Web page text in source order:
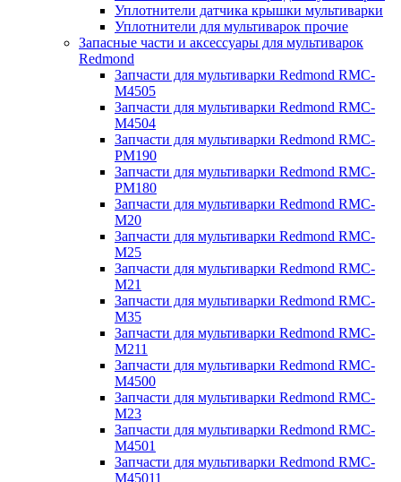
Уплотнители датчика крышки мультиварки
Уплотнители для мультиварок прочие
Запасные части и аксессуары для мультиварок
Redmond
Запчасти для мультиварки Redmond RMC-
M4505
Запчасти для мультиварки Redmond RMC-
M4504
Запчасти для мультиварки Redmond RMC-
PM190
Запчасти для мультиварки Redmond RMC-
PM180
Запчасти для мультиварки Redmond RMC-
M20
Запчасти для мультиварки Redmond RMC-
M25
Запчасти для мультиварки Redmond RMC-
M21
Запчасти для мультиварки Redmond RMC-
M35
Запчасти для мультиварки Redmond RMC-
M211
Запчасти для мультиварки Redmond RMC-
M4500
Запчасти для мультиварки Redmond RMC-
M23
Запчасти для мультиварки Redmond RMC-
M4501
Запчасти для мультиварки Redmond RMC-
M45011